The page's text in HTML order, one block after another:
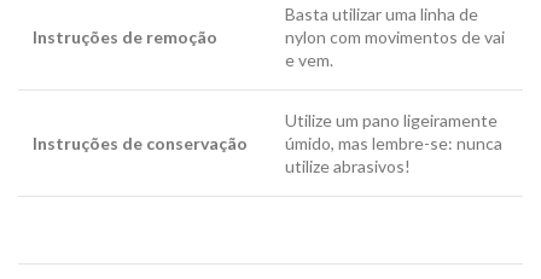
Instruções de remoção
Basta utilizar uma linha de
nylon com movimentos de vai
e vem.
Instruções de conservação
Utilize um pano ligeiramente
úmido, mas lembre-se: nunca
utilize abrasivos!